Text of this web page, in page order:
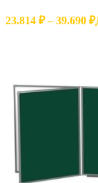
23.814 ₽ – 39.690 ₽